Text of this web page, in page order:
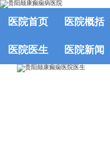
医院首页 医院概括
医院医生 医院新闻